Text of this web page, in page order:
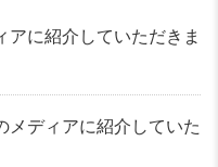
アに紹介していただきま
メディアに紹介していた